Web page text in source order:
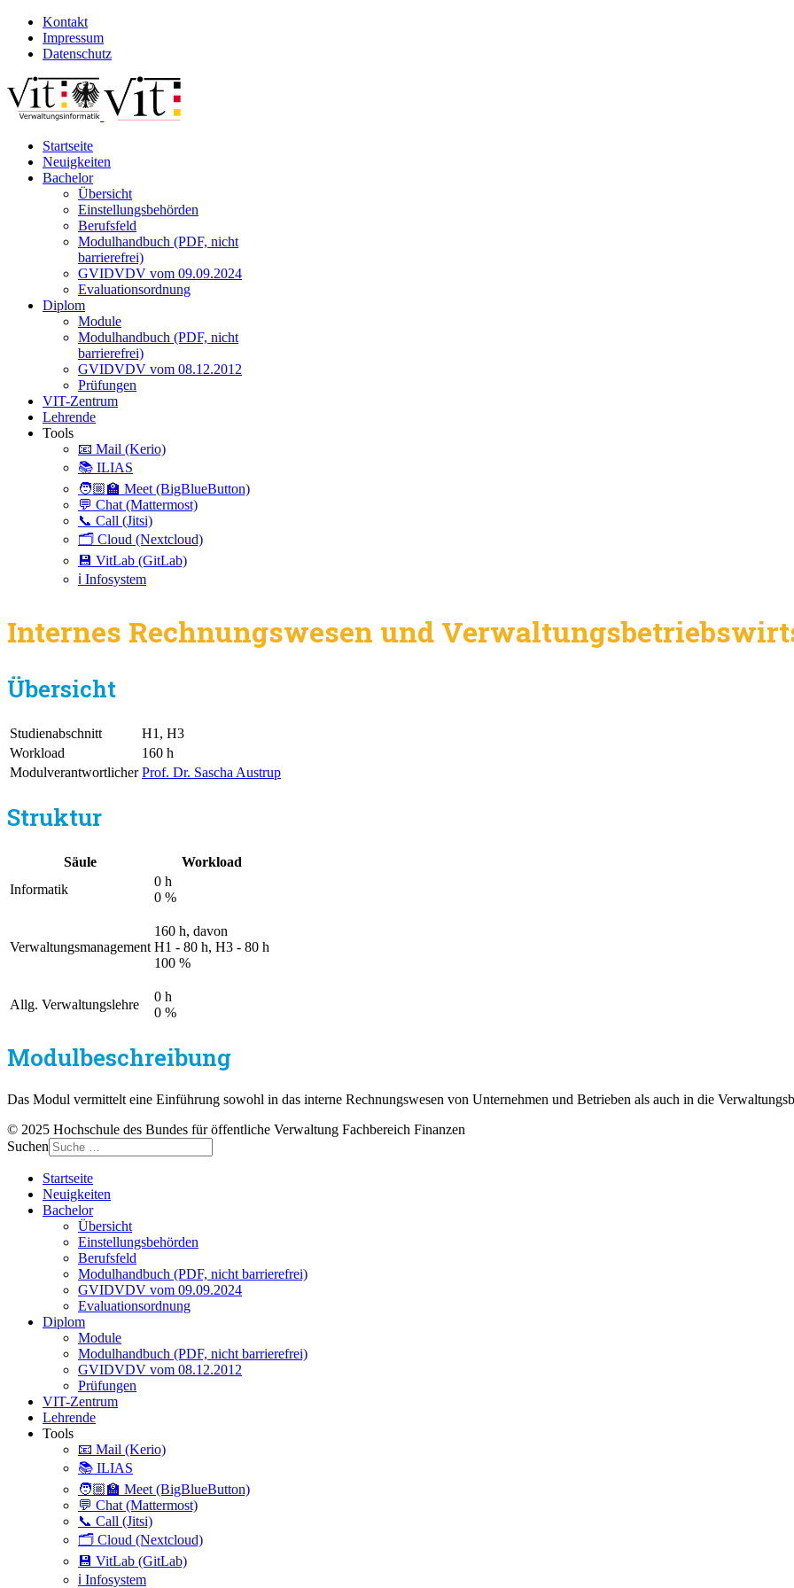
Kontakt
Impressum
Datenschutz
Startseite
Neuigkeiten
Bachelor
Übersicht
Einstellungsbehörden
Berufsfeld
Modulhandbuch (PDF, nicht
barrierefrei)
GVIDVDV vom 09.09.2024
Evaluationsordnung
Diplom
Module
Modulhandbuch (PDF, nicht
barrierefrei)
GVIDVDV vom 08.12.2012
Prüfungen
VIT-Zentrum
Lehrende
Tools
📧 Mail (Kerio)
📚 ILIAS
🧑🏼‍🏫 Meet (BigBlueButton)
💬 Chat (Mattermost)
📞 Call (Jitsi)
🗂️ Cloud (Nextcloud)
💾 VitLab (GitLab)
ℹ️ Infosystem
Internes Rechnungswesen und
Übersicht
Studienabschnitt
H1, H3
Workload
160 h
Modulverantwortlicher Prof. Dr. Sascha Austrup
Struktur
Säule
Workload
Informatik
0 h
0 %
Verwaltungsmanagement
160 h, davon
H1 - 80 h, H3 - 80 h
100 %
Allg. Verwaltungslehre
0 h
0 %
Modulbeschreibung
Das Modul vermittelt eine Einführung sowohl in das interne Rechnungswesen von Unternehmen und Betrieben als auch in die
© 2025 Hochschule des Bundes für öffentliche Verwaltung Fachbereich Finanzen
Suchen
Startseite
Neuigkeiten
Bachelor
Übersicht
Einstellungsbehörden
Berufsfeld
Modulhandbuch (PDF, nicht barrierefrei)
GVIDVDV vom 09.09.2024
Evaluationsordnung
Diplom
Module
Modulhandbuch (PDF, nicht barrierefrei)
GVIDVDV vom 08.12.2012
Prüfungen
VIT-Zentrum
Lehrende
Tools
📧 Mail (Kerio)
📚 ILIAS
🧑🏼‍🏫 Meet (BigBlueButton)
💬 Chat (Mattermost)
📞 Call (Jitsi)
🗂️ Cloud (Nextcloud)
💾 VitLab (GitLab)
ℹ️ Infosystem